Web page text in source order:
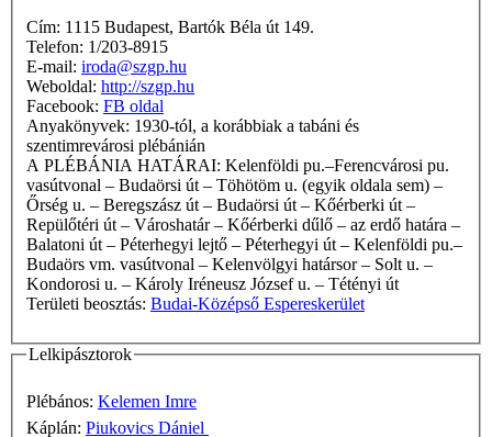
Cím: 1115 Budapest, Bartók Béla út 149.
Telefon: 1/203-8915
E-mail: iroda@szgp.hu
Weboldal: http://szgp.hu
Facebook: FB oldal
Anyakönyvek: 1930-tól, a korábbiak a tabáni és
szentimrevárosi plébánián
A PLÉBÁNIA HATÁRAI: Kelenföldi pu.–Ferencvárosi pu.
vasútvonal – Budaörsi út – Töhötöm u. (egyik oldala sem) –
Őrség u. – Beregszász út – Budaörsi út – Kőérberki út –
Repülőtéri út – Városhatár – Kőérberki dűlő – az erdő határa –
Balatoni út – Péterhegyi lejtő – Péterhegyi út – Kelenföldi pu.–
Budaörs vm. vasútvonal – Kelenvölgyi határsor – Solt u. –
Kondorosi u. – Károly Iréneusz József u. – Tétényi út
Területi beosztás: Budai-Középső Espereskerület
Lelkipásztorok
Plébános: Kelemen Imre
Káplán: Piukovics Dániel